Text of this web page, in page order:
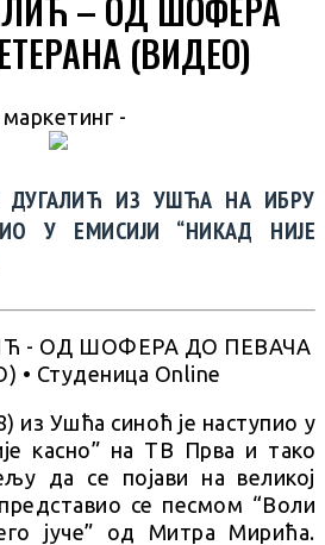
(ВИДЕО)
маркетинг -
ДУГАЛИЋ ИЗ УШЋА НА ИБРУ
У ЕМИСИЈИ “НИКАД НИЈЕ
из Ушћа синоћ је наступио у
касно” на ТВ Прва и тако
да се појави на великој
се песмом “Воли
јуче” од Митра Мирића.